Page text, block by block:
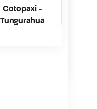
Cotopaxi -
Tungurahua